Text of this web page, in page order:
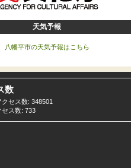
天気予報
八幡平市の天気予報はこちら
数
クセス数: 348501
セス数: 733